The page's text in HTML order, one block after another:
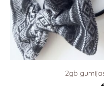
2gb